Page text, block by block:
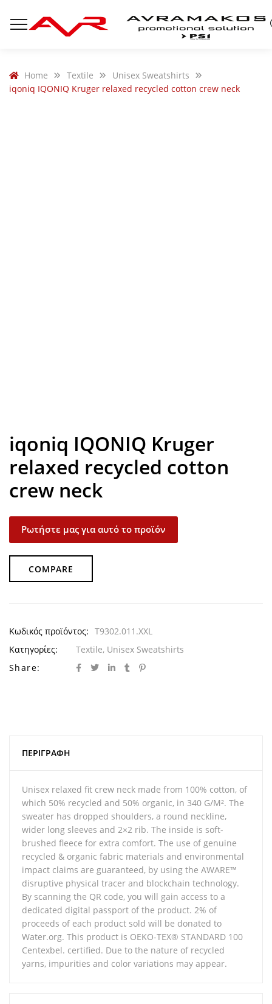
Home Textile
Unisex Sweatshirts
iqoniq IQONIQ Kruger relaxed recycled cotton crew neck
iqoniq IQONIQ Kruger
relaxed recycled cotton
crew neck
Ρωτήστε μας για αυτό το προϊόν
COMPARE
Κωδικός προϊόντος: T9302.011.XXL
Κατηγορίες:
Textile, Unisex Sweatshirts
Share:
ΠΕΡΙΓΡΑΦΉ
Unisex relaxed fit crew neck made from 100% cotton, of
which 50% recycled and 50% organic, in 340 G/M². The
sweater has dropped shoulders, a round neckline,
wider long sleeves and 2×2 rib. The inside is soft-
brushed fleece for extra comfort. The use of genuine
recycled & organic fabric materials and environmental
impact claims are guaranteed, by using the AWARE™
disruptive physical tracer and blockchain technology.
By scanning the QR code, you will gain access to a
dedicated digital passport of the product. 2% of
proceeds of each product sold will be donated to
Water.org. This product is OEKO-TEX® STANDARD 100
Centexbel. certified. Due to the nature of recycled
yarns, impurities and color variations may appear.